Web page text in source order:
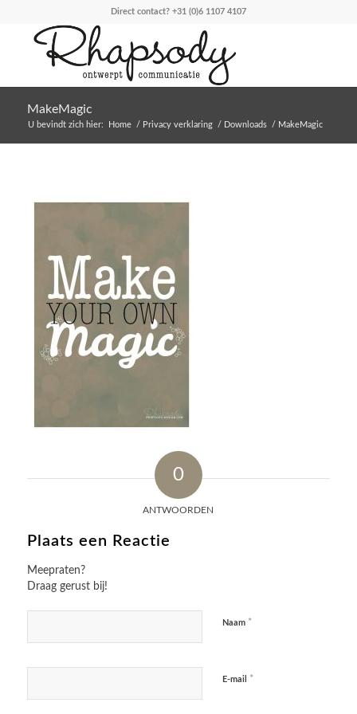
Direct contact? +31 (0)6 1107 4107
MakeMagic
U bevindt zich hier: Home / Privacy verklaring / Downloads / MakeMagic
0
ANTWOORDEN
Plaats een Reactie
Meepraten?
Draag gerust bij!
Naam *
E-mail *